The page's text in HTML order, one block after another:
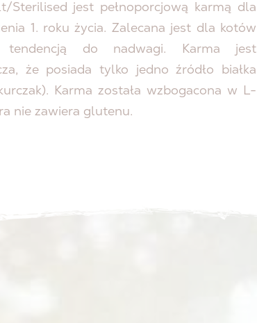
Sterilised jest pełnoporcjową karmą dla
1. roku życia. Zalecana jest dla kotów
do nadwagi. Karma jest
że posiada tylko jedno źródło białka
Karma została wzbogacona w L-
nie zawiera glutenu.